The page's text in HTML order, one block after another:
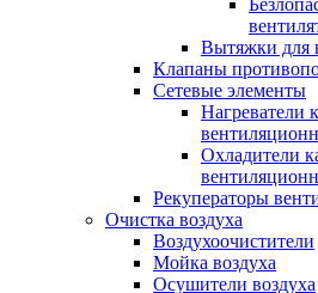
Вытяжки для
Клапаны
Сетевые элементы
Нагреватели
Охладители
Рекуператоры
Очистка воздуха
Воздухоочистители
Мойка воздуха
Осушители воздуха